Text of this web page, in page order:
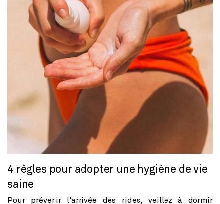
4 règles pour adopter une hygiène de vie
saine
Pour prévenir l'arrivée des rides, veillez à dormir